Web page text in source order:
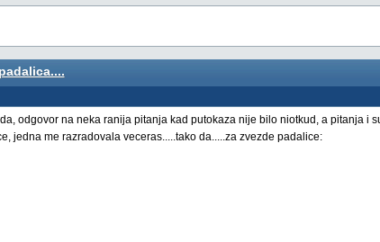
odgovor na neka ranija pitanja kad putokaza nije bilo niotkud, a pitanja i
jedna me razradovala veceras.....tako da.....za zvezde padalice: